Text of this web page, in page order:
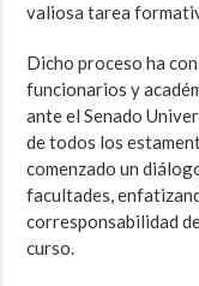
valiosa tarea
Dicho proceso ha
funcionarios y
ante el Senado
de todos los
comenzado un
facultades,
corresponsabilidad
curso.